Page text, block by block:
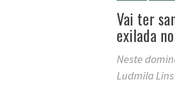
Vai ter
exilada
Neste
Ludmila